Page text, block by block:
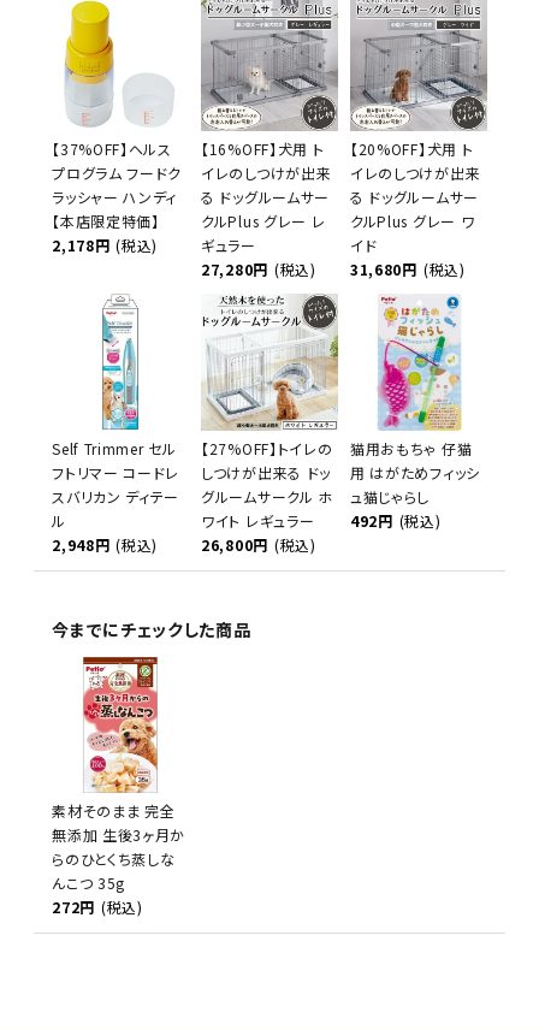
【37%OFF】ヘルス
プログラム フードク
ラッシャー ハンディ
【本店限定特価】
2,178円 (税込)
【16%OFF】犬用 ト
イレのしつけが出来
る ドッグルームサー
クルPlus グレー レ
ギュラー
27,280円 (税込)
【20%OFF】犬用 ト
イレのしつけが出来
る ドッグルームサー
クルPlus グレー ワ
イド
31,680円 (税込)
Self Trimmer セル
フトリマー コードレ
スバリカン ディテー
ル
2,948円 (税込)
【27%OFF】トイレの
しつけが出来る ドッ
グルームサークル ホ
ワイト レギュラー
26,800円 (税込)
猫用おもちゃ 仔猫
用 はがためフィッシ
ュ猫じゃらし
492円 (税込)
今までにチェックした商品
素材そのまま 完全
無添加 生後3ヶ月か
らのひとくち蒸しな
んこつ 35g
272円 (税込)